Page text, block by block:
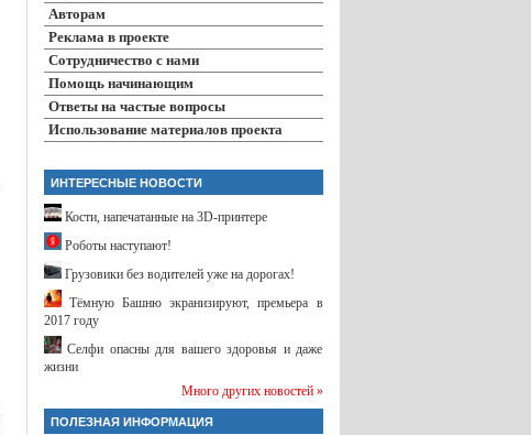
Авторам
Реклама в проекте
Сотрудничество с нами
Помощь начинающим
Ответы на частые вопросы
Использование материалов проекта
ИНТЕРЕСНЫЕ НОВОСТИ
Кости, напечатанные на 3D-принтере
Роботы наступают!
Грузовики без водителей уже на дорогах!
Тёмную Башню экранизируют, премьера в
2017 году
Селфи опасны для вашего здоровья и даже
жизни
Много других новостей »
ПОЛЕЗНАЯ ИНФОРМАЦИЯ